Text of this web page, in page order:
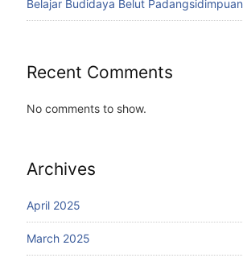
Belajar Budidaya Belut Padangsidimpuan
Recent Comments
No comments to show.
Archives
April 2025
March 2025